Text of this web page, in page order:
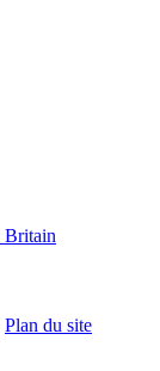
Britain
Plan du site